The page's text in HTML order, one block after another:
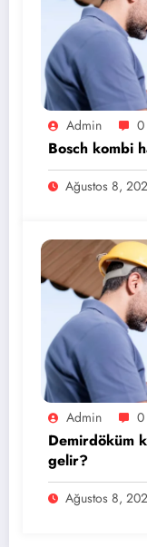
Admin 0
Bosch kombi
Ağustos 8,
Admin 0
Demirdöküm
gelir?
Ağustos 8,